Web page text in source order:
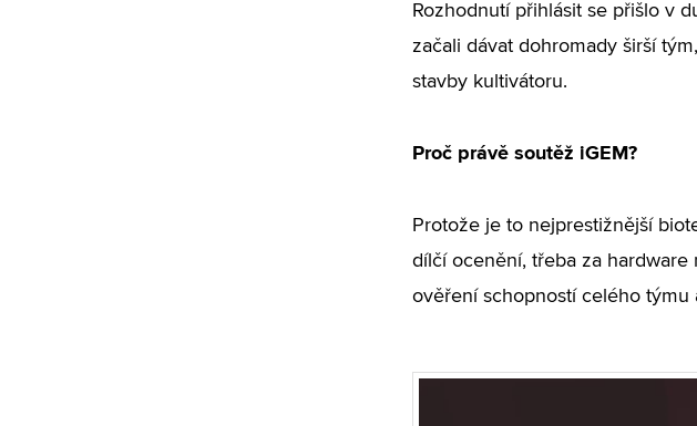
Rozhodnutí přihlásit se přišlo v
začali dávat dohromady širší
stavby kultivátoru.
Proč právě soutěž iGEM?
Protože je to nejprestižnější
dílčí ocenění, třeba za hardware
ověření schopností celého